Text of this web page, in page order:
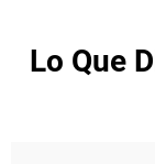
Lo Que